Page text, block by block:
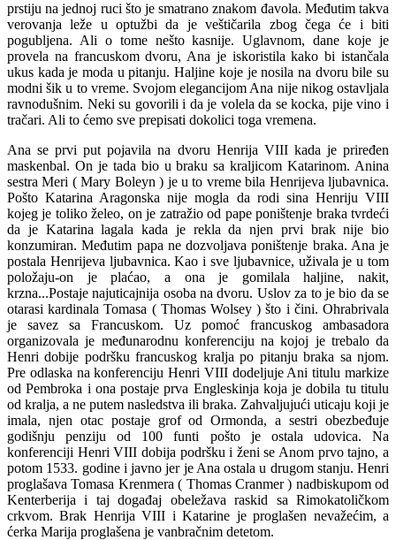
prstiju na jednoj ruci što je smatrano znakom đavola. Međutim takva
verovanja leže u optužbi da je veštičarila zbog čega će i biti
pogubljena. Ali o tome nešto kasnije. Uglavnom, dane koje je
provela na francuskom dvoru, Ana je iskoristila kako bi istančala
ukus kada je moda u pitanju. Haljine koje je nosila na dvoru bile su
modni šik u to vreme. Svojom elegancijom Ana nije nikog ostavljala
ravnodušnim. Neki su govorili i da je volela da se kocka, pije vino i
tračari. Ali to ćemo sve prepisati dokolici toga vremena.
Ana se prvi put pojavila na dvoru Henrija VIII kada je priređen
maskenbal. On je tada bio u braku sa kraljicom Katarinom. Anina
sestra Meri ( Mary Boleyn ) je u to vreme bila Henrijeva ljubavnica.
Pošto Katarina Aragonska nije mogla da rodi sina Henriju VIII
kojeg je toliko želeo, on je zatražio od pape poništenje braka tvrdeći
da je Katarina lagala kada je rekla da njen prvi brak nije bio
konzumiran. Međutim papa ne dozvoljava poništenje braka. Ana je
postala Henrijeva ljubavnica. Kao i sve ljubavnice, uživala je u tom
položaju-on je plaćao, a ona je gomilala haljine, nakit,
krzna...Postaje najuticajnija osoba na dvoru. Uslov za to je bio da se
otarasi kardinala Tomasa ( Thomas Wolsey ) što i čini. Ohrabrivala
je savez sa Francuskom. Uz pomoć francuskog ambasadora
organizovala je međunarodnu konferenciju na kojoj je trebalo da
Henri dobije podršku francuskog kralja po pitanju braka sa njom.
Pre odlaska na konferenciju Henri VIII dodeljuje Ani titulu markize
od Pembroka i ona postaje prva Engleskinja koja je dobila tu titulu
od kralja, a ne putem nasledstva ili braka. Zahvaljujući uticaju koji je
imala, njen otac postaje grof od Ormonda, a sestri obezbeđuje
godišnju penziju od 100 funti pošto je ostala udovica. Na
konferenciji Henri VIII dobija podršku i ženi se Anom prvo tajno, a
potom 1533. godine i javno jer je Ana ostala u drugom stanju. Henri
proglašava Tomasa Krenmera ( Thomas Cranmer ) nadbiskupom od
Kenterberija i taj događaj obeležava raskid sa Rimokatoličkom
crkvom. Brak Henrija VIII i Katarine je proglašen nevažećim, a
ćerka Marija proglašena je vanbračnim detetom.